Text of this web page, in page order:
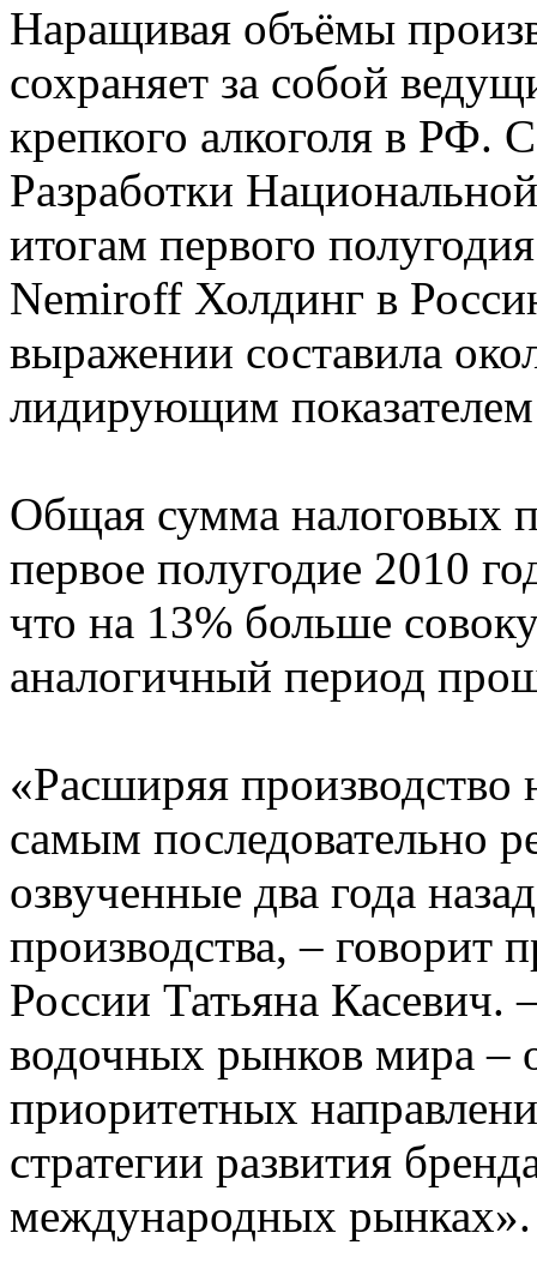
Наращивая объёмы
сохраняет за собой
крепкого алкоголя в РФ.
Разработки
итогам первого
Nemiroff Холдинг в
выражении составила
лидирующим
Общая сумма налоговых
первое полугодие 2010
что на 13% больше
аналогичный период
«Расширяя
самым последовательно
озвученные два года
производства, – говорит
России Татьяна Касевич.
водочных рынков мира –
приоритетных
стратегии развития
международных рынках».